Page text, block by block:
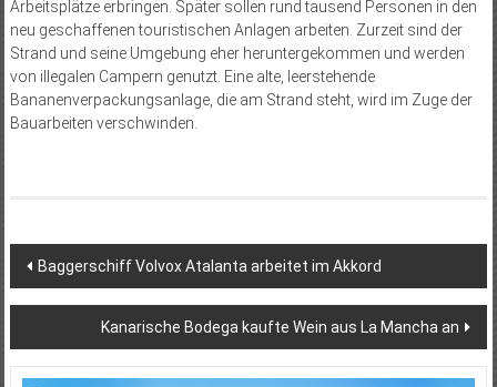
Arbeitsplätze erbringen. Später sollen rund tausend Personen in den
neu geschaffenen touristischen Anlagen arbeiten. Zurzeit sind der
Strand und seine Umgebung eher heruntergekommen und werden
von illegalen Campern genutzt. Eine alte, leerstehende
Bananenverpackungsanlage, die am Strand steht, wird im Zuge der
Bauarbeiten verschwinden.
Beitragsnavigation
Baggerschiff Volvox Atalanta arbeitet im Akkord
Kanarische Bodega kaufte Wein aus La Mancha an